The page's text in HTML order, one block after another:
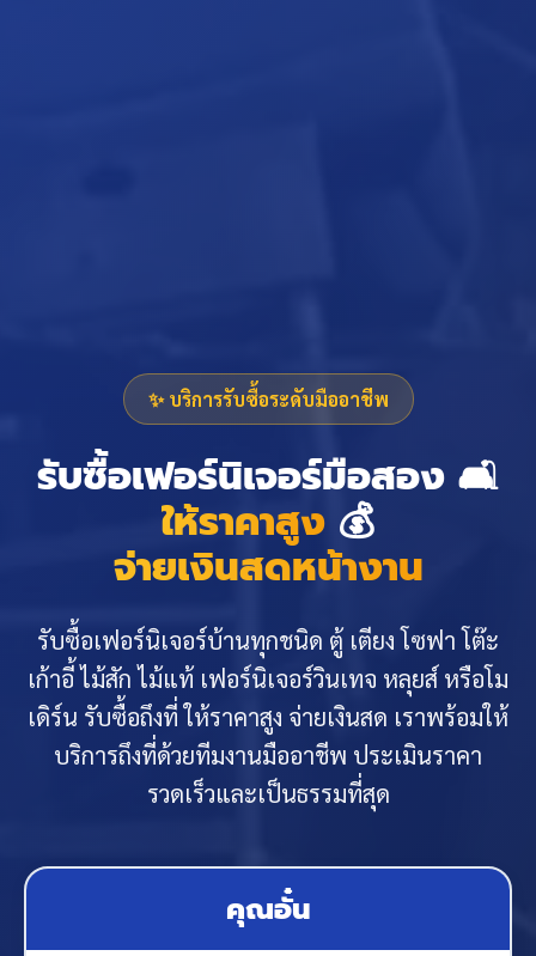
✨ บริการรับซื้อระดับมืออาชีพ
รับซื้อเฟอร์นิเจอร์มือสอง 🛋️
ให้ราคาสูง 💰
จ่ายเงินสดหน้างาน
รับซื้อเฟอร์นิเจอร์บ้านทุกชนิด ตู้ เตียง โซฟา โต๊ะ
เก้าอี้ ไม้สัก ไม้แท้ เฟอร์นิเจอร์วินเทจ หลุยส์ หรือโม
เดิร์น รับซื้อถึงที่ ให้ราคาสูง จ่ายเงินสด เราพร้อมให้
บริการถึงที่ด้วยทีมงานมืออาชีพ ประเมินราคา
รวดเร็วและเป็นธรรมที่สุด
คุณอั๋น